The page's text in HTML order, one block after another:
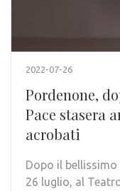
2022-07-26
Pordenone,
Pace stasera
acrobati
Dopo il bellissimo
26 luglio, al